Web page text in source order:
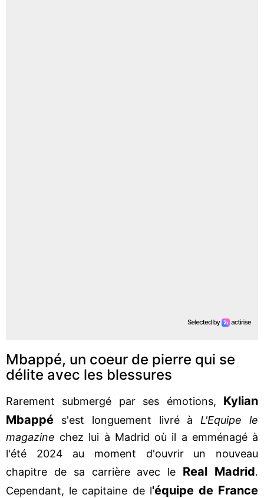
Mbappé, un coeur de pierre qui se
délite avec les blessures
Rarement submergé par ses émotions, Kylian
Mbappé
s'est longuement livré à L'Equipe le
magazine chez lui à Madrid où il a emménagé à
l'été 2024 au moment d'ouvrir un nouveau
chapitre de sa carrière avec le Real Madrid.
Cependant, le capitaine de l'équipe de France